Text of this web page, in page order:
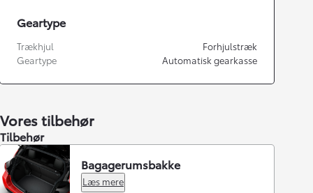
Geartype
Trækhjul
Forhjulstræk
Geartype
Automatisk gearkasse
Vores tilbehør
Tilbehør
Bagagerumsbakke
Læs mere